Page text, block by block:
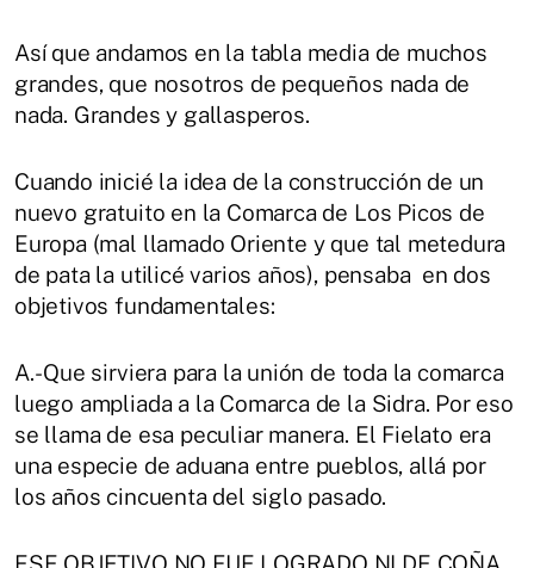
Así que andamos en la tabla media de muchos
grandes, que nosotros de pequeños nada de
nada. Grandes y gallasperos.
Cuando inicié la idea de la construcción de un
nuevo gratuito en la Comarca de Los Picos de
Europa (mal llamado Oriente y que tal metedura
de pata la utilicé varios años), pensaba en dos
objetivos fundamentales:
A.- Que sirviera para la unión de toda la comarca
luego ampliada a la Comarca de la Sidra. Por eso
se llama de esa peculiar manera. El Fielato era
una especie de aduana entre pueblos, allá por
los años cincuenta del siglo pasado.